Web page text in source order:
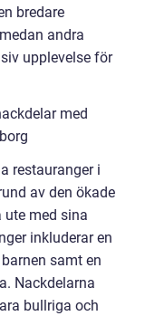
bredare
andra
upplevelse för
med
restauranger i
av den ökade
med sina
inkluderar en
samt en
Nackdelarna
bullriga och